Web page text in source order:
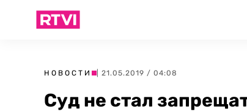
НОВОСТИ | 21.05.2019 / 04:08
Суд не стал